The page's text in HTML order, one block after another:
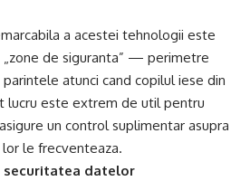
a acestei tehnologii este
de siguranta” — perimetre
atunci cand copilul iese din
lucru este extrem de util pentru
un control suplimentar asupra
le frecventeaza.
datelor